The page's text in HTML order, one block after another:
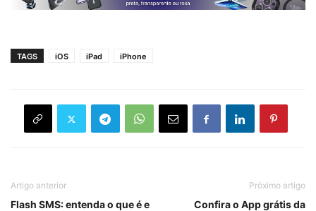
TAGS iOS iPad iPhone
Artigo anterior
Flash SMS: entenda o que é e
Próximo artigo
Confira o App grátis da